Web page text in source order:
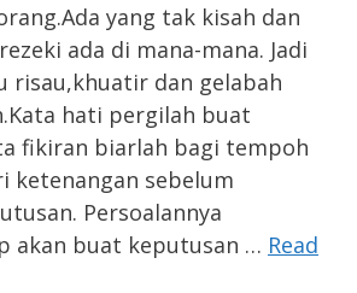
yang tak kisah dan
ada di mana-mana. Jadi
risau,khuatir dan gelabah
hati pergilah buat
fikiran biarlah bagi tempoh
ketenangan sebelum
Persoalannya
akan buat keputusan … Read